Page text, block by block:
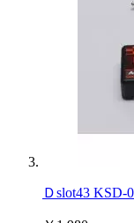
Ｄslot43 KSD-